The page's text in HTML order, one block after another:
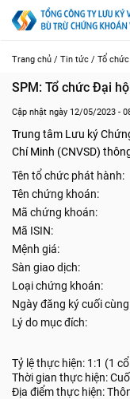
Trang chủ / Tin tức / Tổ
SPM: Tổ chức Đại
Cập nhật ngày 12/05/2023 -
Trung tâm Lưu ký
Chí Minh (CNVSD)
Tên tổ chức phát hành:
Tên chứng khoán:
Mã chứng khoán:
Mã ISIN:
Mệnh giá:
Sàn giao dịch:
Loại chứng khoán:
Ngày đăng ký cuối
Lý do mục đích:
Tỷ lệ thực hiện: 1:1 (1
Thời gian thực hiện:
Địa điểm thực hiện: